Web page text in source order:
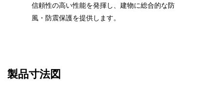
信頼性の高い性能を発揮し、建物に総合的な防
風・防震保護を提供します。
製品寸法図